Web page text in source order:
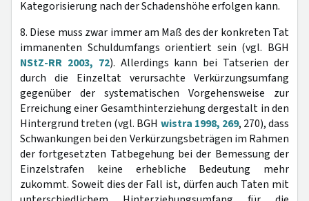
Kategorisierung nach der Schadenshöhe erfolgen kann.
8. Diese muss zwar immer am Maß des der konkreten Tat
immanenten Schuldumfangs orientiert sein (vgl. BGH
NStZ-RR 2003, 72). Allerdings kann bei Tatserien der
durch die Einzeltat verursachte Verkürzungsumfang
gegenüber der systematischen Vorgehensweise zur
Erreichung einer Gesamthinterziehung dergestalt in den
Hintergrund treten (vgl. BGH wistra 1998, 269, 270), dass
Schwankungen bei den Verkürzungsbeträgen im Rahmen
der fortgesetzten Tatbegehung bei der Bemessung der
Einzelstrafen keine erhebliche Bedeutung mehr
zukommt. Soweit dies der Fall ist, dürfen auch Taten mit